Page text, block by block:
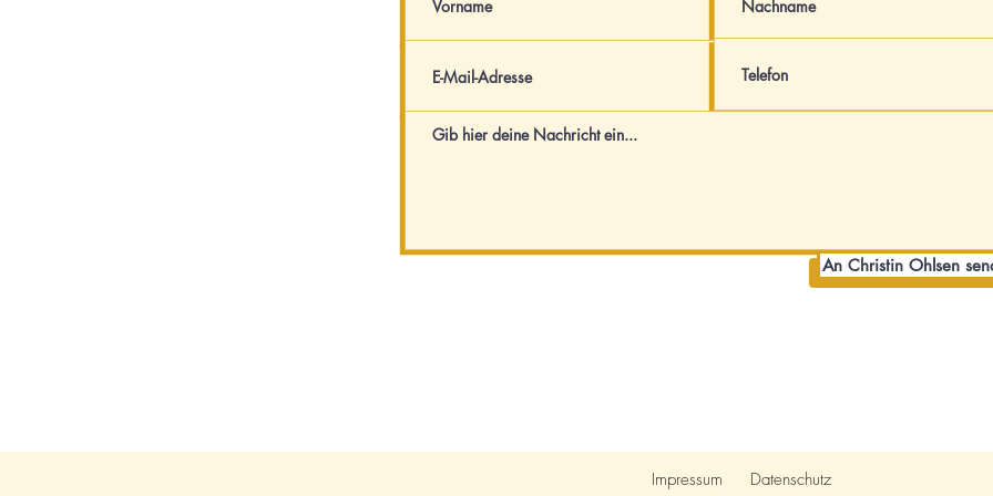
An Christin Ohlsen
Impressum
Datenschutz